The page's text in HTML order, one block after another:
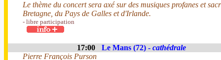
Le thème du concert sera axé sur des musiques profanes et
Bretagne, du Pays de Galles et d'Irlande.
- libre participation
17:00 Le Mans (72) - cathédrale
Pierre François Purson